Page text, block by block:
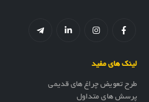
لینک های مفید
طرح تعویض چراغ های قدیمی
پرسش های متداول